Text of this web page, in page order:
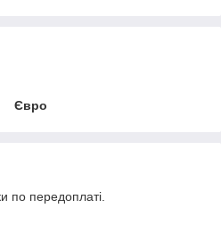
Євро
по передоплаті.